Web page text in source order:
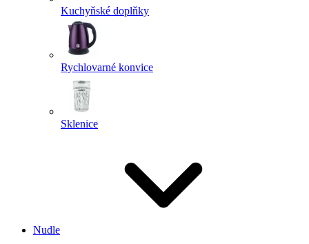
Kuchyňské doplňky
Rychlovarné konvice
Sklenice
Nudle